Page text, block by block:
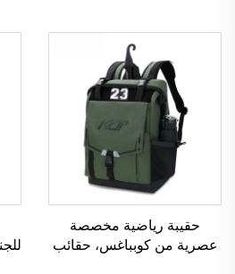
حقيبة رياضية مخصصة
عصرية من كوبباغس، حقائب